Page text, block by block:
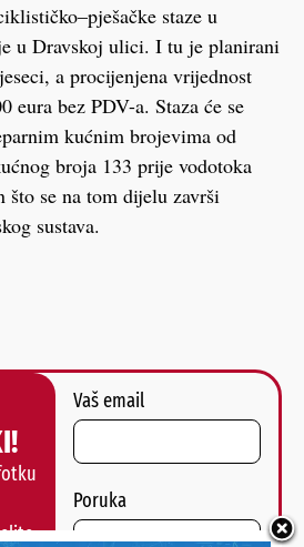
staze u
u Dravskoj ulici. I tu je planirani
a procijenjena vrijednost
eura bez PDV-a. Staza će se
kućnim brojevima od
broja 133 prije vodotoka
se na tom dijelu završi
sustava.
Vaš email
Poruka